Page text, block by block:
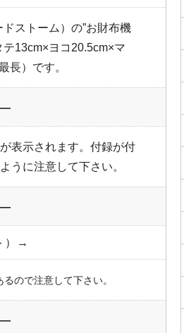
ストーム）の”お財布機
13cm×ヨコ20.5cm×マ
長）です。
表示されます。付録が付
うに注意して下さい。
）→
ので注意して下さい。